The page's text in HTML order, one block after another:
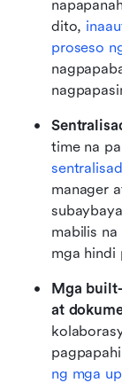
dito,
proseso
manager
mabilis
mga hindi
Mga
at
ng mga